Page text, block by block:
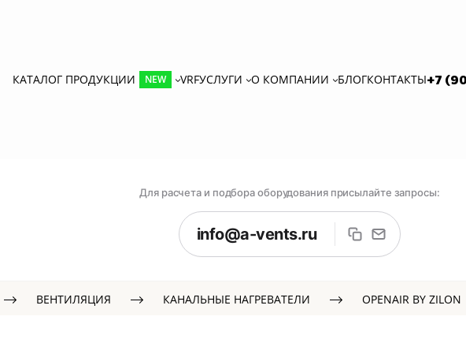
КАТАЛОГ ПРОДУКЦИИ NEW VRFУСЛУГИ О КОМПАНИИ БЛОГКОНТАКТЫ+7
Для расчета и подбора оборудования присылайте запросы:
info@a-vents.ru
ВЕНТИЛЯЦИЯ КАНАЛЬНЫЕ НАГРЕВАТЕЛИ OPENAIR BY ZILON